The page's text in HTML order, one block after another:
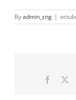
Byadmin_cng |